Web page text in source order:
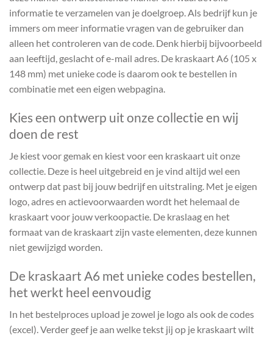
informatie te verzamelen van je doelgroep. Als bedrijf kun je
immers om meer informatie vragen van de gebruiker dan
alleen het controleren van de code. Denk hierbij bijvoorbeeld
aan leeftijd, geslacht of e-mail adres. De kraskaart A6 (105 x
148 mm) met unieke code is daarom ook te bestellen in
combinatie met een eigen webpagina.
Kies een ontwerp uit onze collectie en wij
doen de rest
Je kiest voor gemak en kiest voor een kraskaart uit onze
collectie. Deze is heel uitgebreid en je vind altijd wel een
ontwerp dat past bij jouw bedrijf en uitstraling. Met je eigen
logo, adres en actievoorwaarden wordt het helemaal de
kraskaart voor jouw verkoopactie. De kraslaag en het
formaat van de kraskaart zijn vaste elementen, deze kunnen
niet gewijzigd worden.
De kraskaart A6 met unieke codes bestellen,
het werkt heel eenvoudig
In het bestelproces upload je zowel je logo als ook de codes
(excel). Verder geef je aan welke tekst jij op je kraskaart wilt